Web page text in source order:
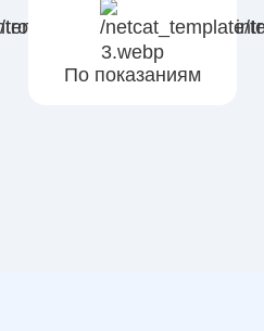
По показаниям